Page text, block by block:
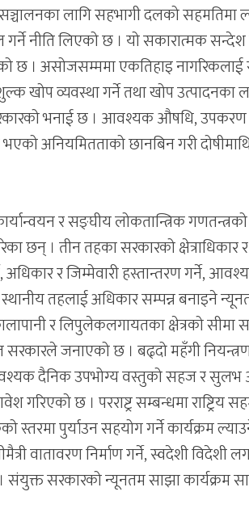
लागि सहभागी दलको सहमतिमा
नीति लिएको छ । यो सकारात्मक सन्देश
छ । असोजसम्ममा एकतिहाइ
खोप व्यवस्था गर्ने तथा खोप उत्पादनका
भनाई छ । आवश्यक औषधि, उपकरण र
भएको अनियमितताको छानबिन गरी
र सङ्घीय लोकतान्त्रिक
छन् । तीन तहका सरकारको
अधिकार र जिम्मेवारी हस्तान्तरण गर्ने,
तहलाई अधिकार सम्पन्न बनाइने
र लिपुलेकलगायतका क्षेत्रको
सरकारले जनाएको छ । बढ्दो महँगी नियन्त्रण
दैनिक उपभोग्य वस्तुको सहज र सुलभ
गरिएको छ । परराष्ट्र सम्बन्धमा
पुर्याउन सहयोग गर्ने कार्यक्रम
वातावरण निर्माण गर्ने, स्वदेशी
सरकारको न्यूनतम साझा कार्यक्रम